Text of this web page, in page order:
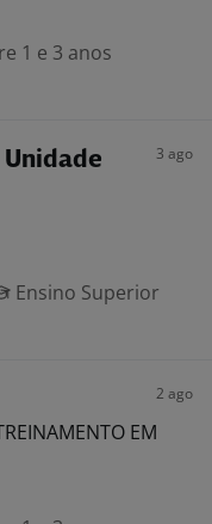
1 e 3 anos
3 ago
Ensino Superior
2 ago
EM